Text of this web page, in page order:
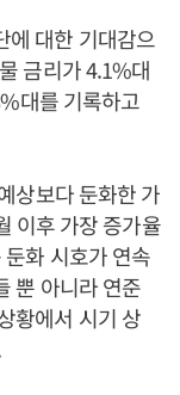
에 대한 기대감으
금리가 4.1%대
대를 기록하고
상보다 둔화한 가
이후 가장 증가율
화 시호가 연속
뿐 아니라 연준
황에서 시기 상